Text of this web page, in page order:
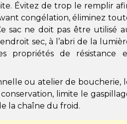
Évitez de trop le remplir
congélation, éliminez
sac ne doit pas être utilisé
sec, à l’abri de la
propriétés de résistance
ou atelier de boucherie,
limite le
la chaîne du froid.